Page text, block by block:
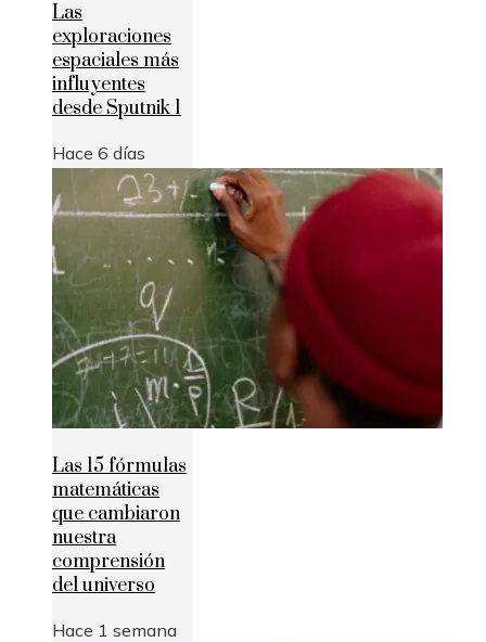
Las
exploraciones
espaciales más
influyentes
desde Sputnik 1
Hace 6 días
Las 15 fórmulas
matemáticas
que cambiaron
nuestra
comprensión
del universo
Hace 1 semana